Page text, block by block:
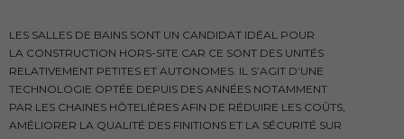
LES SALLES DE BAINS SONT UN CANDIDAT IDÉAL POUR
LA CONSTRUCTION HORS-SITE CAR CE SONT DES UNITÉS
RELATIVEMENT PETITES ET AUTONOMES. IL S’AGIT D’UNE
TECHNOLOGIE OPTÉE DEPUIS DES ANNÉES NOTAMMENT
PAR LES CHAINES HÔTELIÈRES AFIN DE RÉDUIRE LES COÛTS,
AMÉLIORER LA QUALITÉ DES FINITIONS ET LA SÉCURITÉ SUR